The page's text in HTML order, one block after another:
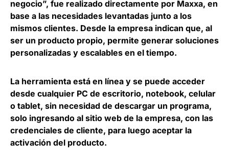
negocio”, fue realizado directamente por Maxxa, en
base a las necesidades levantadas junto a los
mismos clientes. Desde la empresa indican que, al
ser un producto propio, permite generar soluciones
personalizadas y escalables en el tiempo.
La herramienta está en línea y se puede acceder
desde cualquier PC de escritorio, notebook, celular
o tablet, sin necesidad de descargar un programa,
solo ingresando al sitio web de la empresa, con las
credenciales de cliente, para luego aceptar la
activación del producto.